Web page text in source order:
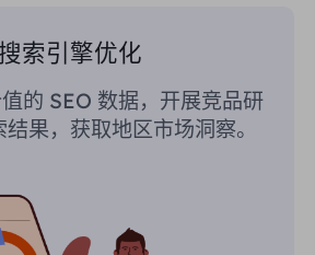
搜索引擎优化
的 SEO 数据，开展竞品研
果，获取地区市场洞察。